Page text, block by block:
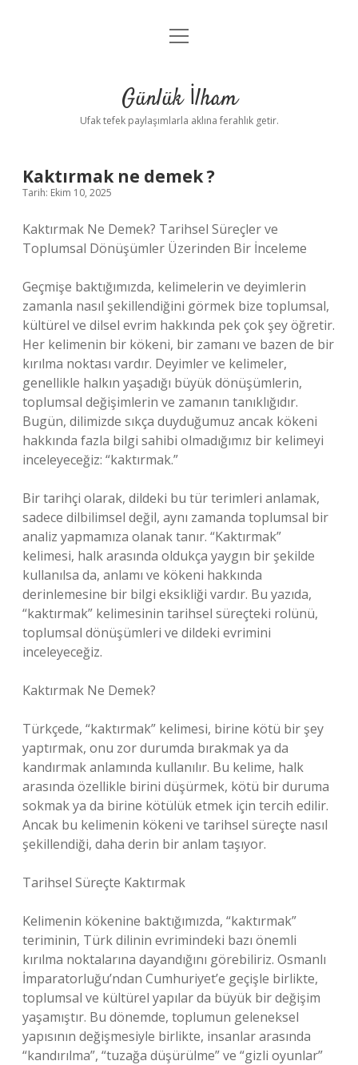
Anasayfa
Yasal Uyarı
menüyü
Günlük İlham
Ufak tefek paylaşımlarla aklına ferahlık getir.
Kaktırmak ne demek ?
Tarih: Ekim 10, 2025
Kaktırmak Ne Demek? Tarihsel Süreçler ve
Toplumsal Dönüşümler Üzerinden Bir İnceleme
Geçmişe baktığımızda, kelimelerin ve deyimlerin
zamanla nasıl şekillendiğini görmek bize toplumsal,
kültürel ve dilsel evrim hakkında pek çok şey öğretir.
Her kelimenin bir kökeni, bir zamanı ve bazen de bir
kırılma noktası vardır. Deyimler ve kelimeler,
genellikle halkın yaşadığı büyük dönüşümlerin,
toplumsal değişimlerin ve zamanın tanıklığıdır.
Bugün, dilimizde sıkça duyduğumuz ancak kökeni
hakkında fazla bilgi sahibi olmadığımız bir kelimeyi
inceleyeceğiz: “kaktırmak.”
Bir tarihçi olarak, dildeki bu tür terimleri anlamak,
sadece dilbilimsel değil, aynı zamanda toplumsal bir
analiz yapmamıza olanak tanır. “Kaktırmak”
kelimesi, halk arasında oldukça yaygın bir şekilde
kullanılsa da, anlamı ve kökeni hakkında
derinlemesine bir bilgi eksikliği vardır. Bu yazıda,
“kaktırmak” kelimesinin tarihsel süreçteki rolünü,
toplumsal dönüşümleri ve dildeki evrimini
inceleyeceğiz.
Kaktırmak Ne Demek?
Türkçede, “kaktırmak” kelimesi, birine kötü bir şey
yaptırmak, onu zor durumda bırakmak ya da
kandırmak anlamında kullanılır. Bu kelime, halk
arasında özellikle birini düşürmek, kötü bir duruma
sokmak ya da birine kötülük etmek için tercih edilir.
Ancak bu kelimenin kökeni ve tarihsel süreçte nasıl
şekillendiği, daha derin bir anlam taşıyor.
Tarihsel Süreçte Kaktırmak
Kelimenin kökenine baktığımızda, “kaktırmak”
teriminin, Türk dilinin evrimindeki bazı önemli
kırılma noktalarına dayandığını görebiliriz. Osmanlı
İmparatorluğu’ndan Cumhuriyet’e geçişle birlikte,
toplumsal ve kültürel yapılar da büyük bir değişim
yaşamıştır. Bu dönemde, toplumun geleneksel
yapısının değişmesiyle birlikte, insanlar arasında
“kandırılma”, “tuzağa düşürülme” ve “gizli oyunlar”